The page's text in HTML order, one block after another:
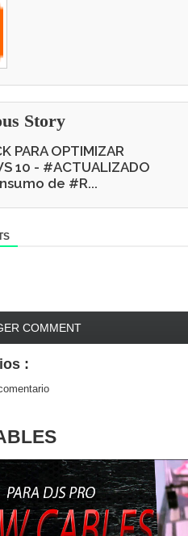
Story
PARA OPTIMIZAR
10 - #ACTUALIZADO
de #R...
COMMENT
: